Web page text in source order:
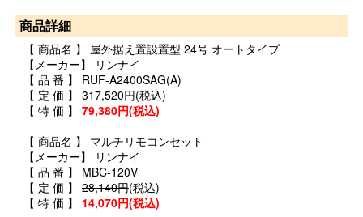
商品詳細
【 商品名 】 屋外据え置設置型 24号 オートタイプ
【メーカー】 リンナイ
【 品 番 】 RUF-A2400SAG(A)
【 定 価 】 317,520円(税込)
【 特 価 】 79,380円(税込)
【 商品名 】 マルチリモコンセット
【メーカー】 リンナイ
【 品 番 】 MBC-120V
【 定 価 】 28,140円(税込)
【 特 価 】 14,070円(税込)